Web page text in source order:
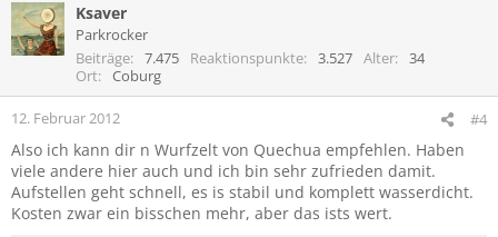
k
t
i
n
e
:
Ksaver
Parkrocker
Beiträge
7.475 Reaktionspunkte 3.527 Alter
34
Ort
Coburg
12. Februar 2012 #4
Also ich kann dir n Wurfzelt von Quechua empfehlen. Haben
viele andere hier auch und ich bin sehr zufrieden damit.
Aufstellen geht schnell, es is stabil und komplett wasserdicht.
Kosten zwar ein bisschen mehr, aber das ists wert.